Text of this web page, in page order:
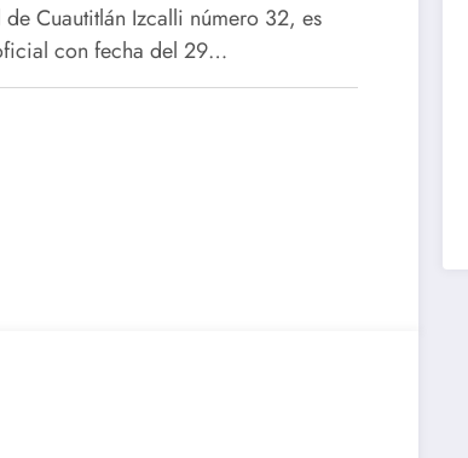
Cuautitlán Izcalli número 32, es
con fecha del 29…